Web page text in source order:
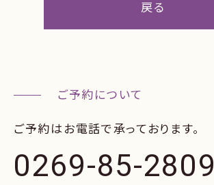
戻る
ご予約はお電話で承っております。
0269-85-2809